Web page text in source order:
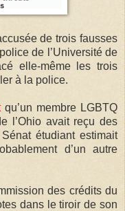
de trois fausses
de l’Université de
elle-même les trois
à la police.
qu’un membre LGBTQ
l’Ohio avait reçu des
étudiant estimait
d’un autre
des crédits du
dans le tiroir de son